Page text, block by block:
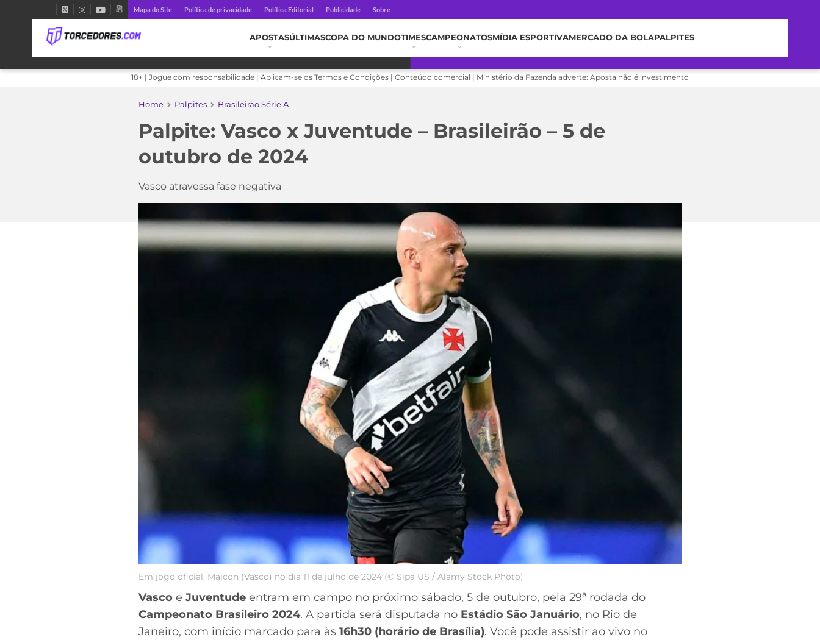
Mapa do Site Política de privacidade Política Editorial Publicidade Sobre
APOSTASÚLTIMASCOPA DO MUNDOTIMESCAMPEONATOSMÍDIA ESPORTIVAMERCADO DA BOLAPALPITES
18+ | Jogue com responsabilidade | Aplicam-se os Termos e Condições | Conteúdo comercial | Ministério da Fazenda adverte: Aposta não é investimento
Home Palpites Brasileirão Série A
Palpite: Vasco x Juventude – Brasileirão – 5 de
outubro de 2024
Vasco atravessa fase negativa
Em jogo oficial, Maicon (Vasco) no dia 11 de julho de 2024 (© Sipa US / Alamy Stock Photo)
Vasco e Juventude entram em campo no próximo sábado, 5 de outubro, pela 29ª rodada do
Campeonato Brasileiro 2024. A partida será disputada no Estádio São Januário, no Rio de
Janeiro, com início marcado para às 16h30 (horário de Brasília). Você pode assistir ao vivo no